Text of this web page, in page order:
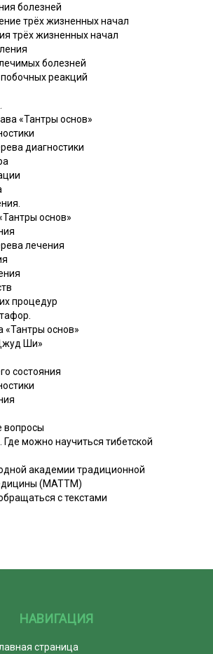
болезней
трёх жизненных начал
трёх жизненных начал
болезней
реакций
«Тантры основ»
диагностики
основ»
лечения
процедур
«Тантры основ»
Ши»
состояния
вопросы
Где можно научиться тибетской
академии традиционной
(МАТТМ)
с текстами
НАВИГАЦИЯ
страница